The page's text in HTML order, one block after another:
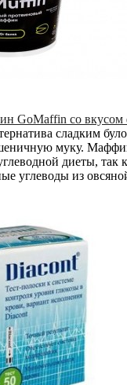
GoMaffin со вкусом
сладким
муку.
диеты, так
углеводы из